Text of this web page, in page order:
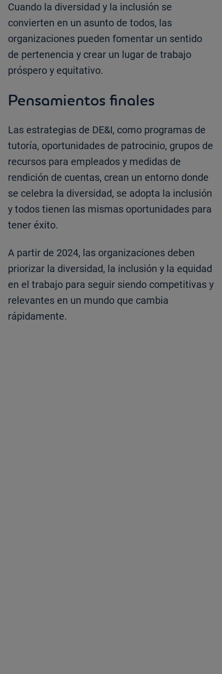
Cuando la diversidad y la inclusión se
convierten en un asunto de todos, las
organizaciones pueden fomentar un sentido
de pertenencia y crear un lugar de trabajo
próspero y equitativo.
Pensamientos finales
Las estrategias de DE&I, como programas de
tutoría, oportunidades de patrocinio, grupos de
recursos para empleados y medidas de
rendición de cuentas, crean un entorno donde
se celebra la diversidad, se adopta la inclusión
y todos tienen las mismas oportunidades para
tener éxito.
A partir de 2024, las organizaciones deben
priorizar la diversidad, la inclusión y la equidad
en el trabajo para seguir siendo competitivas y
relevantes en un mundo que cambia
rápidamente.